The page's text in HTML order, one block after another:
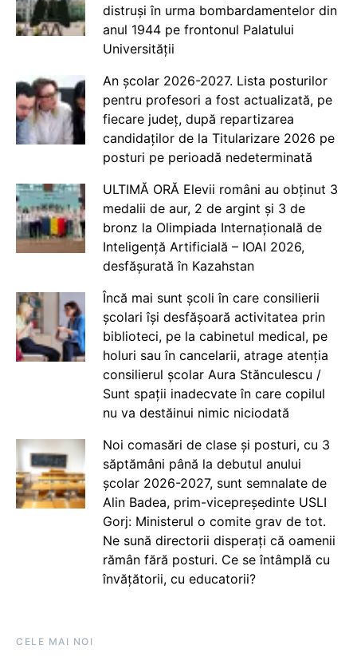
distruși în urma bombardamentelor din
anul 1944 pe frontonul Palatului
Universității
An școlar 2026-2027. Lista posturilor
pentru profesori a fost actualizată, pe
fiecare județ, după repartizarea
candidaților de la Titularizare 2026 pe
posturi pe perioadă nedeterminată
ULTIMĂ ORĂ Elevii români au obținut 3
medalii de aur, 2 de argint și 3 de
bronz la Olimpiada Internațională de
Inteligență Artificială – IOAI 2026,
desfășurată în Kazahstan
Încă mai sunt școli în care consilierii
școlari își desfășoară activitatea prin
biblioteci, pe la cabinetul medical, pe
holuri sau în cancelarii, atrage atenția
consilierul școlar Aura Stănculescu /
Sunt spații inadecvate în care copilul
nu va destăinui nimic niciodată
Noi comasări de clase și posturi, cu 3
săptămâni până la debutul anului
școlar 2026-2027, sunt semnalate de
Alin Badea, prim-vicepreședinte USLI
Gorj: Ministerul o comite grav de tot.
Ne sună directorii disperați că oamenii
rămân fără posturi. Ce se întâmplă cu
învățătorii, cu educatorii?
CELE MAI NOI